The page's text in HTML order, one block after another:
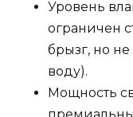
Уровень
ограничен
брызг, но
воду).
Мощность